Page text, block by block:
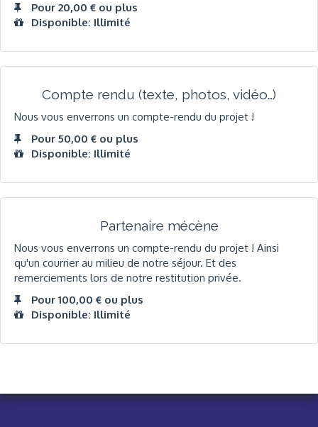
Pour 20,00 € ou plus
Disponible: Illimité
Compte rendu (texte, photos, vidéo…)
Nous vous enverrons un compte-rendu du projet !
Pour 50,00 € ou plus
Disponible: Illimité
Partenaire mécène
Nous vous enverrons un compte-rendu du projet ! Ainsi
qu'un courrier au milieu de notre séjour. Et des
remerciements lors de notre restitution privée.
Pour 100,00 € ou plus
Disponible: Illimité